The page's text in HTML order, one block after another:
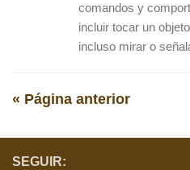
comandos y
incluir tocar un
incluso mirar o
« Página anterior
SEGUIR: